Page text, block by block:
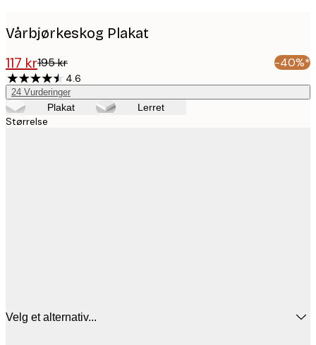
Vårbjørkeskog Plakat
117 kr195 kr -40%*
4.6
24 Vurderinger
Plakat Lerret
Størrelse
Velg et alternativ...